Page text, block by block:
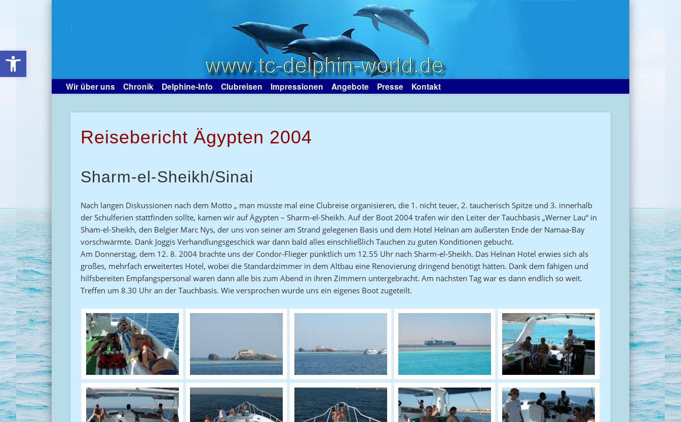
Open toolbar
Wir über uns Chronik Delphine-Info Clubreisen Impressionen Angebote Presse Kontakt
Reisebericht Ägypten 2004
Sharm-el-Sheikh/Sinai
Nach langen Diskussionen nach dem Motto „ man müsste mal eine Clubreise organisieren, die 1. nicht teuer, 2. taucherisch Spitze und 3. innerhalb
der Schulferien stattfinden sollte, kamen wir auf Ägypten – Sharm-el-Sheikh. Auf der Boot 2004 trafen wir den Leiter der Tauchbasis „Werner Lau“ in
Sham-el-Sheikh, den Belgier Marc Nys, der uns von seiner am Strand gelegenen Basis und dem Hotel Helnan am äußersten Ende der Namaa-Bay
vorschwärmte. Dank Joggis Verhandlungsgeschick war dann bald alles einschließlich Tauchen zu guten Konditionen gebucht.
Am Donnerstag, dem 12. 8. 2004 brachte uns der Condor-Flieger pünktlich um 12.55 Uhr nach Sharm-el-Sheikh. Das Helnan Hotel erwies sich als
großes, mehrfach erweitertes Hotel, wobei die Standardzimmer in dem Altbau eine Renovierung dringend benötigt hätten. Dank dem fähigen und
hilfsbereiten Empfangspersonal waren dann alle bis zum Abend in ihren Zimmern untergebracht. Am nächsten Tag war es dann endlich so weit.
Treffen um 8.30 Uhr an der Tauchbasis. Wie versprochen wurde uns ein eigenes Boot zugeteilt.